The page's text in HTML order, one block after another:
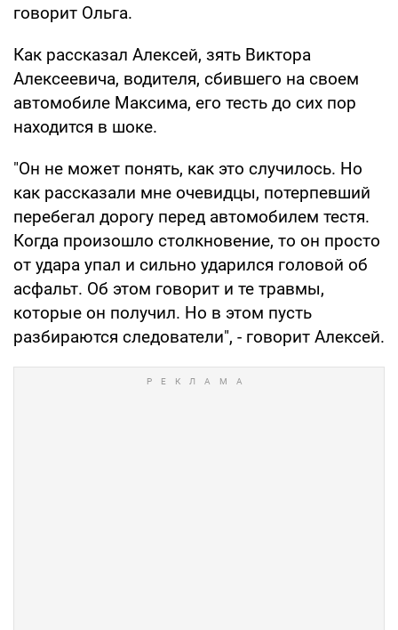
говорит Ольга.
Как рассказал Алексей, зять Виктора
Алексеевича, водителя, сбившего на своем
автомобиле Максима, его тесть до сих пор
находится в шоке.
"Он не может понять, как это случилось. Но
как рассказали мне очевидцы, потерпевший
перебегал дорогу перед автомобилем тестя.
Когда произошло столкновение, то он просто
от удара упал и сильно ударился головой об
асфальт. Об этом говорит и те травмы,
которые он получил. Но в этом пусть
разбираются следователи", - говорит Алексей.